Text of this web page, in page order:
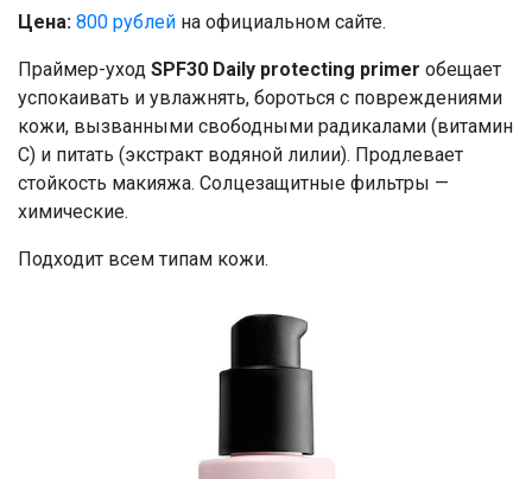
Цена: 800 рублей на официальном сайте.
Праймер-уход SPF30 Daily protecting primer обещает
успокаивать и увлажнять, бороться с повреждениями
кожи, вызванными свободными радикалами (витамин
С) и питать (экстракт водяной лилии). Продлевает
стойкость макияжа. Солцезащитные фильтры —
химические.
Подходит всем типам кожи.